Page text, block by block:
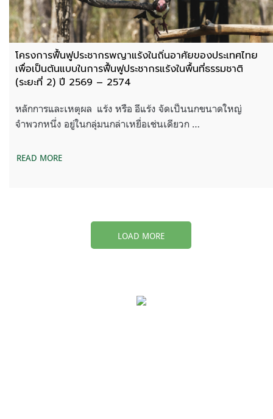
โครงการฟื้นฟูประชากรพญาแร้งในถิ่นอาศัยของประเทศไทย
เพื่อเป็นต้นแบบในการฟื้นฟูประชากรแร้งในพื้นที่ธรรมชาติ
(ระยะที่ 2) ปี 2569 – 2574
หลักการและเหตุผล แร้ง หรือ อีแร้ง จัดเป็นนกขนาดใหญ่
จำพวกหนึ่ง อยู่ในกลุ่มนกล่าเหยื่อเช่นเดียวก …
READ MORE
LOAD MORE